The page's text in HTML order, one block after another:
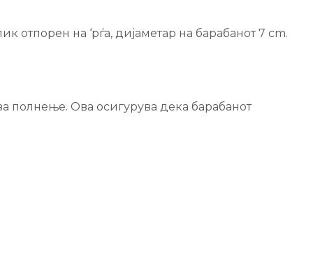
отпорен на ‘рѓа, дијаметар на барабанот 7 cm.
полнење. Ова осигурува дека барабанот